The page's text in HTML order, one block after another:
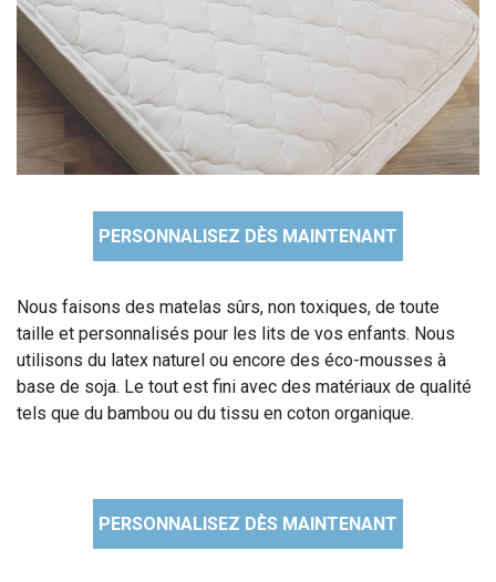
PERSONNALISEZ DÈS MAINTENANT
Nous faisons des matelas sûrs, non toxiques, de toute
taille et personnalisés pour les lits de vos enfants. Nous
utilisons du latex naturel ou encore des éco-mousses à
base de soja. Le tout est fini avec des matériaux de qualité
tels que du bambou ou du tissu en coton organique.
PERSONNALISEZ DÈS MAINTENANT